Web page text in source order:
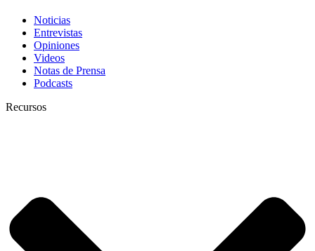
Noticias
Entrevistas
Opiniones
Videos
Notas de Prensa
Podcasts
Recursos